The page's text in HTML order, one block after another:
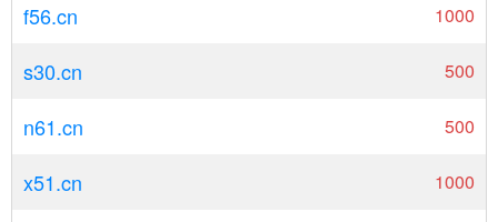
f56.cn 1000
s30.cn 500
n61.cn 500
x51.cn 1000